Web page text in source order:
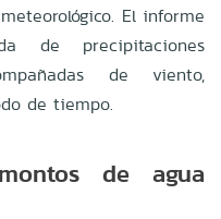
El informe
de precipitaciones
de viento,
de tiempo.
de agua